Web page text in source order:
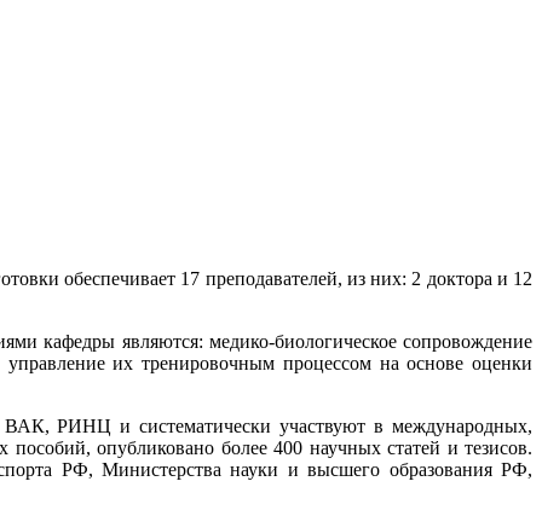
обеспечивает 17 преподавателей, из них: 2 доктора и 12
кафедры являются: медико-биологическое сопровождение
их тренировочным процессом на основе оценки
РИНЦ и систематически участвуют в международных,
опубликовано более 400 научных статей и тезисов.
спорта РФ, Министерства науки и высшего образования РФ,